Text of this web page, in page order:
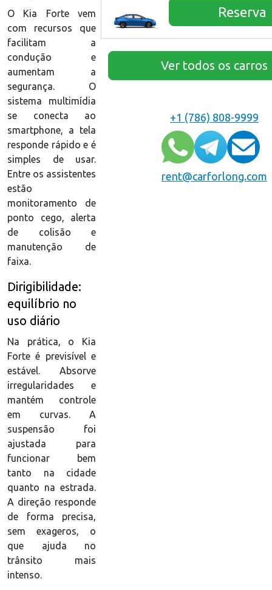
Reserva
Ver todos os carros
+1 (786) 808-9999
rent@carforlong.com
O Kia Forte vem
com recursos que
facilitam a
condução e
aumentam a
segurança. O
sistema multimídia
se conecta ao
smartphone, a tela
responde rápido e é
simples de usar.
Entre os assistentes
estão
monitoramento de
ponto cego, alerta
de colisão e
manutenção de
faixa.
Dirigibilidade:
equilíbrio no
uso diário
Na prática, o Kia
Forte é previsível e
estável. Absorve
irregularidades e
mantém controle
em curvas. A
suspensão foi
ajustada para
funcionar bem
tanto na cidade
quanto na estrada.
A direção responde
de forma precisa,
sem exageros, o
que ajuda no
trânsito mais
intenso.